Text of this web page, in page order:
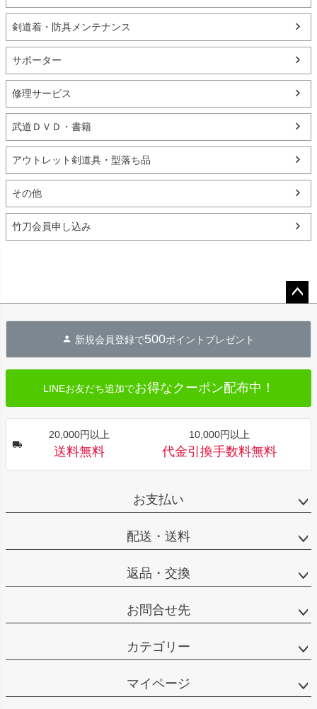
剣道着・防具メンテナンス
サポーター
修理サービス
武道ＤＶＤ・書籍
アウトレット剣道具・型落ち品
その他
竹刀会員申し込み
へ
新規会員登録で500ポイントプレゼント
LINEお友だち追加でお得なクーポン配布中！
20,000円以上
送料無料
10,000円以上
代金引換手数料無料
お支払い
配送・送料
返品・交換
お問合せ先
カテゴリー
マイページ